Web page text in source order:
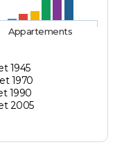
1945
1970
1990
2005
Appartements